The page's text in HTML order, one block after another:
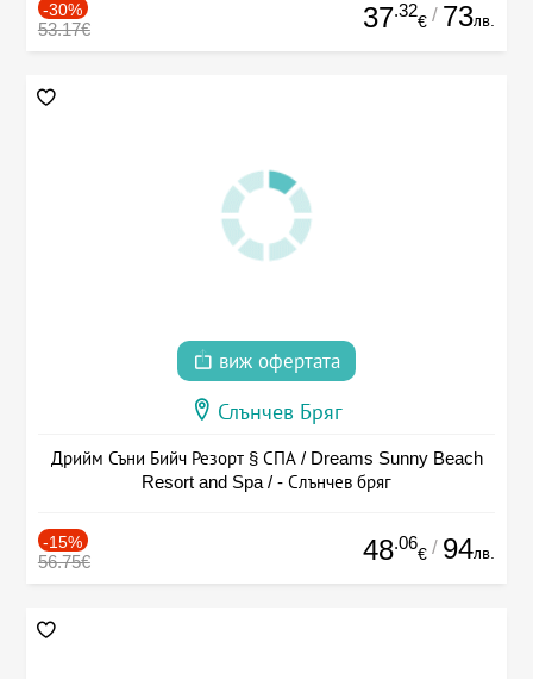
-30%
53.17€ 37.32
€ / 73лв.
виж офертата
Слънчев Бряг
Дрийм Съни Бийч Резорт § СПА / Dreams Sunny Beach
Resort and Spa / - Слънчев бряг
-15%
56.75€ 48.06
€ / 94лв.